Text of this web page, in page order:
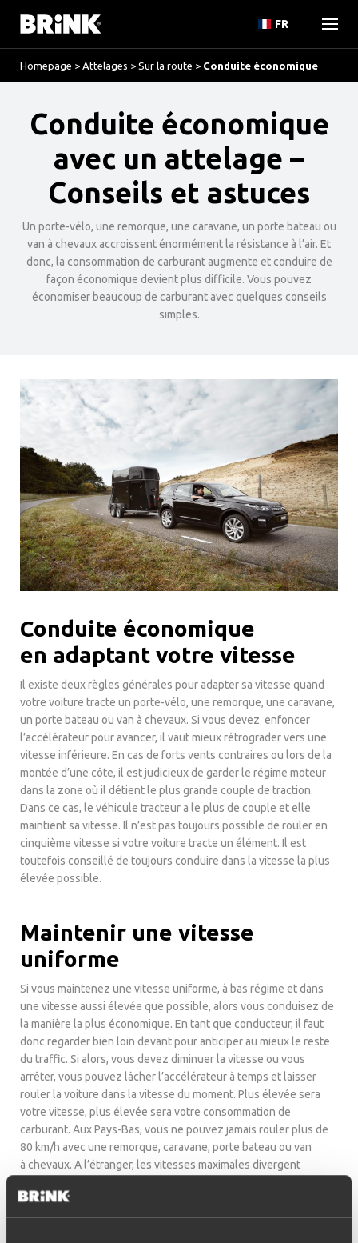
FR
Homepage > Attelages > Sur la route > Conduite économique
Conduite économique
avec un attelage –
Conseils et astuces
Un porte-vélo, une remorque, une caravane, un porte bateau ou
van à chevaux accroissent énormément la résistance à l’air. Et
donc, la consommation de carburant augmente et conduire de
façon économique devient plus difficile. Vous pouvez
économiser beaucoup de carburant avec quelques conseils
simples.
Conduite économique
en adaptant votre vitesse
Il existe deux règles générales pour adapter sa vitesse quand
votre voiture tracte un porte-vélo, une remorque, une caravane,
un porte bateau ou van à chevaux. Si vous devez enfoncer
l’accélérateur pour avancer, il vaut mieux rétrograder vers une
vitesse inférieure. En cas de forts vents contraires ou lors de la
montée d’une côte, il est judicieux de garder le régime moteur
dans la zone où il détient le plus grande couple de traction.
Dans ce cas, le véhicule tracteur a le plus de couple et elle
maintient sa vitesse. Il n’est pas toujours possible de rouler en
cinquième vitesse si votre voiture tracte un élément. Il est
toutefois conseillé de toujours conduire dans la vitesse la plus
élevée possible.
Maintenir une vitesse
uniforme
Si vous maintenez une vitesse uniforme, à bas régime et dans
une vitesse aussi élevée que possible, alors vous conduisez de
la manière la plus économique. En tant que conducteur, il faut
donc regarder bien loin devant pour anticiper au mieux le reste
du traffic. Si alors, vous devez diminuer la vitesse ou vous
arrêter, vous pouvez lâcher l’accélérateur à temps et laisser
rouler la voiture dans la vitesse du moment. Plus élevée sera
votre vitesse, plus élevée sera votre consommation de
carburant. Aux Pays-Bas, vous ne pouvez jamais rouler plus de
80 km/h avec une remorque, caravane, porte bateau ou van
à chevaux. A l’étranger, les vitesses maximales divergent
jusqu’à 130 km/h sur les routes à péage françaises. A 130 km/h,
vous consommez bien plus de carburant qu’à 80 km/h. Pour